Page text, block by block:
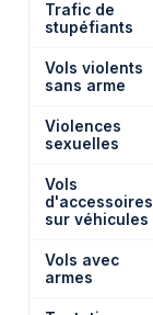
Trafic de
stupéfiants
Vols violents
sans arme
Violences
sexuelles
Vols
d'accessoires
sur véhicules
Vols avec
armes